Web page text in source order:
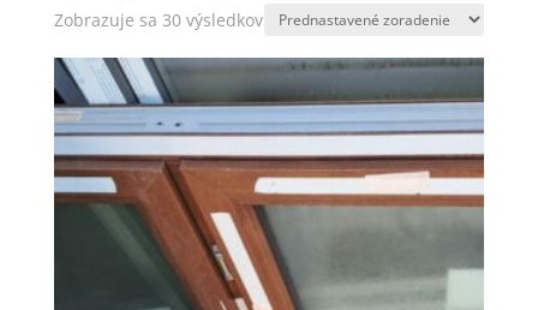
Zobrazuje sa 30 výsledkov